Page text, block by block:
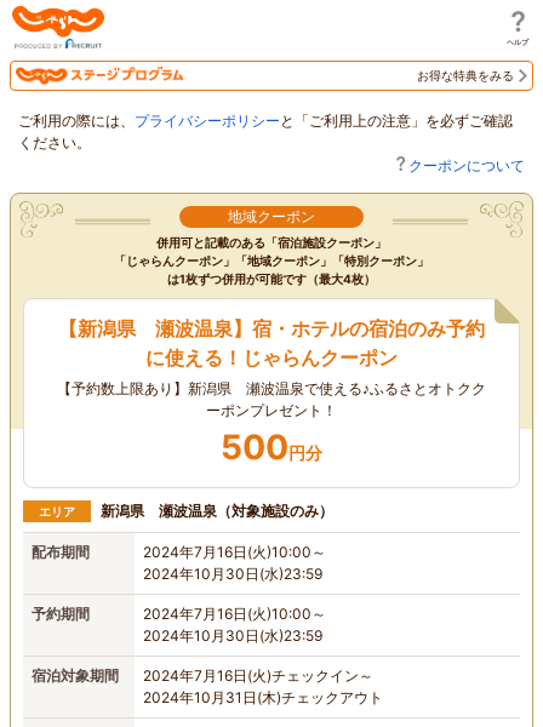
お得な特典をみる
ご利用の際には、 プライバシーポリシー と「ご利用上の注意」を必ずご確認
ください。
クーポンについて
地域クーポン
併用可と記載のある「宿泊施設クーポン」
「じゃらんクーポン」「地域クーポン」「特別クーポン」
は1枚ずつ併用が可能です（最大4枚）
【新潟県 瀬波温泉】宿・ホテルの宿泊のみ予約
に使える！じゃらんクーポン
【予約数上限あり】新潟県 瀬波温泉で使える♪ふるさとオトクク
ーポンプレゼント！
500円分
エリア 新潟県 瀬波温泉（対象施設のみ）
配布期間
2024年7月16日(火)10:00～
2024年10月30日(水)23:59
予約期間
2024年7月16日(火)10:00～
2024年10月30日(水)23:59
宿泊対象期間
2024年7月16日(火)チェックイン～
2024年10月31日(木)チェックアウト